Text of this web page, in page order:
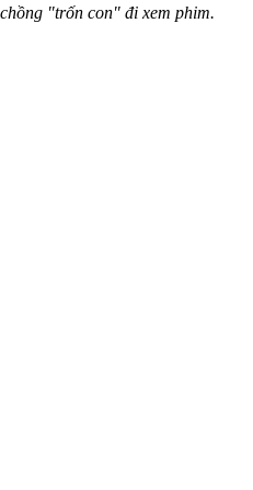
"trốn con" đi xem phim.